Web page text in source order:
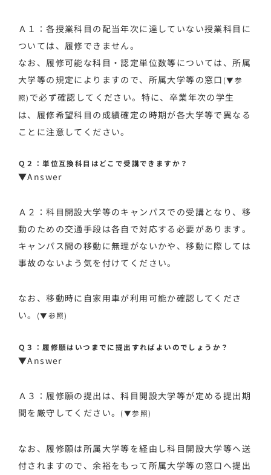
Ａ１：各授業科目の配当年次に達していない授業科目に
ついては、履修できません。
なお、履修可能な科目・認定単位数等については、所属
大学等の規定によりますので、所属大学等の窓口 (▼参
照) で必ず確認してください。特に、卒業年次の学生
は、履修希望科目の成績確定の時期が各大学等で異なる
ことに注意してください。
Ｑ２：単位互換科目はどこで受講できますか？
▼Answer
Ａ２：科目開設大学等のキャンパスでの受講となり、移
動のための交通手段は各自で対応する必要があります。
キャンパス間の移動に無理がないかや、移動に際しては
事故のないよう気を付けてください。
なお、移動時に自家用車が利用可能か確認してくださ
い。
(▼参照)
Ｑ３：履修願はいつまでに提出すればよいのでしょうか？
▼Answer
Ａ３：履修願の提出は、科目開設大学等が定める提出期
間を厳守してください。
(▼参照)
なお、履修願は所属大学等を経由し科目開設大学等へ送
付されますので、余裕をもって所属大学等の窓口へ提出